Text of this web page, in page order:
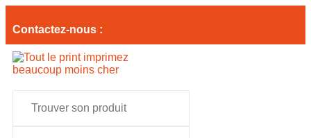
Contactez-nous :